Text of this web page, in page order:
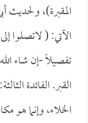
المقبرة)، ولحديث
الآتي: (لاتصلوا
تفصيلاً -إن شاء
القبر. الفائدة
الخلاء، وإنما هو